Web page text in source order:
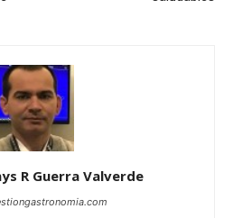
R Guerra Valverde